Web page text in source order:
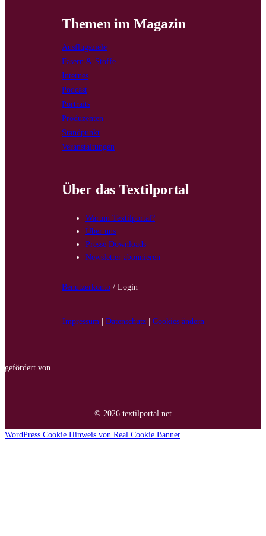
Themen im Magazin
Ausflugsziele
Fasern & Stoffe
Internes
Podcast
Portraits
Produzenten
Standpunkt
Veranstaltungen
Über das Textilportal
Warum Textilportal?
Über uns
Presse Downloads
Newsletter abonnieren
Benutzerkonto / Login
Impressum| Datenschutz| Cookies ändern
gefördert von
© 2026 textilportal.net
WordPress Cookie Hinweis von Real Cookie Banner